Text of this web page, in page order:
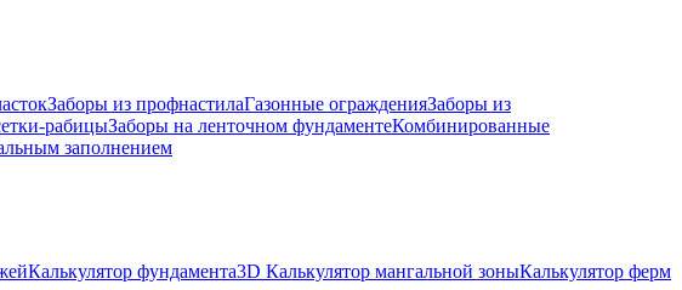
Заборы из профнастилаГазонные огражденияЗаборы из
рабицыЗаборы на ленточном фундаментеКомбинированные
заполнением
Калькулятор фундамента3D Калькулятор мангальной зоныКалькулятор ферм